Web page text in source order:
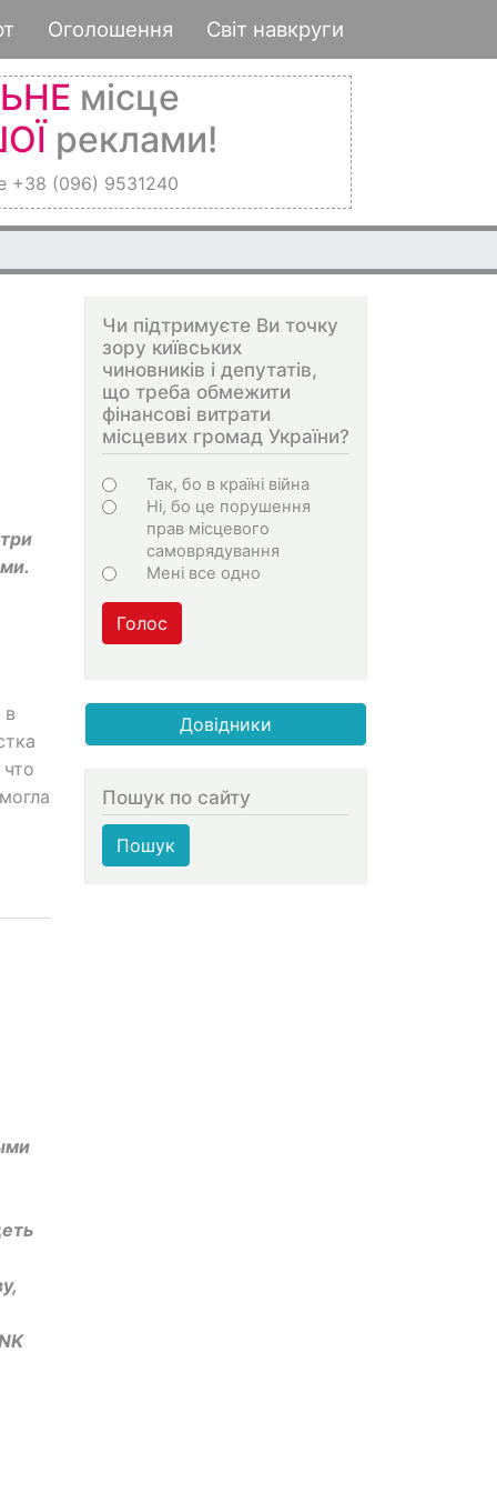
Оголошення Світ навкруги
місце
реклами!
+38 (096) 9531240
в
Чи підтримуєте Ви точку
зору київських
чиновників і депутатів,
що треба обмежити
фінансові витрати
місцевих громад України?
Choices
Так, бо в країні війна
Ні, бо це порушення
прав місцевого
самоврядування
Мені все одно
Голос
Довідники
Пошук по сайту
Пошук